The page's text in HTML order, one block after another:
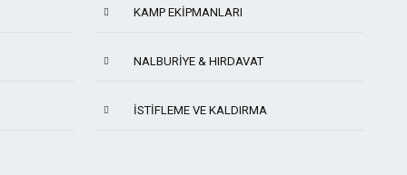
KAMP EKIPMANLARI
NALBURIYE & HIRDAVAT
İSTIFLEME VE KALDIRMA